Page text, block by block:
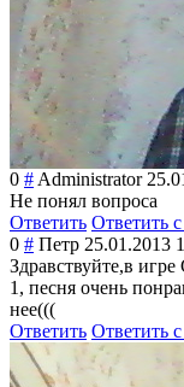
0 #Administrator
Не понял вопроса
Ответить Ответить
0 # Петр 25.01.2013
Здравствуйте,в
1, песня очень
нее(((
Ответить Ответить